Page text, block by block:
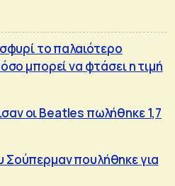
το παλαιότερο
μπορεί να φτάσει η τιμή
οι Beatles πωλήθηκε 1,7
Σούπερμαν πουλήθηκε για